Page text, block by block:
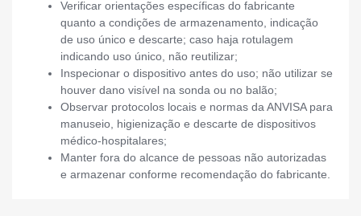
Verificar orientações específicas do fabricante
quanto a condições de armazenamento, indicação
de uso único e descarte; caso haja rotulagem
indicando uso único, não reutilizar;
Inspecionar o dispositivo antes do uso; não utilizar se
houver dano visível na sonda ou no balão;
Observar protocolos locais e normas da ANVISA para
manuseio, higienização e descarte de dispositivos
médico-hospitalares;
Manter fora do alcance de pessoas não autorizadas
e armazenar conforme recomendação do fabricante.